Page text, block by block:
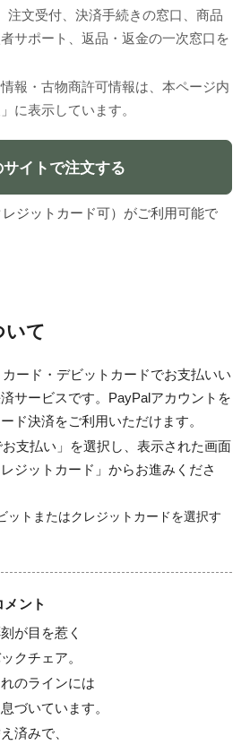
注文受付、決済手続きの窓口、商品
サポート、返品・返金の一次窓口を
報・古物商許可情報は、本ページ内
に表示しています。
サイトで注文する
ジットカード可）がご利用可能で
いて
ード・デビットカードでお支払いい
サービスです。PayPalアカウントを
ド決済をご利用いただけます。
支払い」を選択し、表示された画面
ジットカード」からお進みくださ
ント
が目を惹く
クチェア。
のラインには
づいています。
済みで、